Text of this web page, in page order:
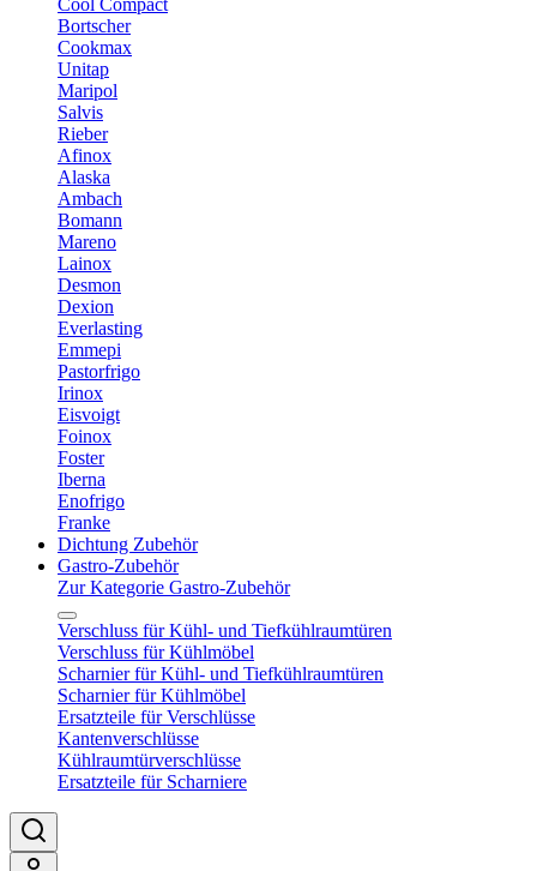
Cool Compact
Bortscher
Cookmax
Unitap
Maripol
Salvis
Rieber
Afinox
Alaska
Ambach
Bomann
Mareno
Lainox
Desmon
Dexion
Everlasting
Emmepi
Pastorfrigo
Irinox
Eisvoigt
Foinox
Foster
Iberna
Enofrigo
Franke
Dichtung Zubehör
Gastro-Zubehör
Zur Kategorie Gastro-Zubehör
Verschluss für Kühl- und Tiefkühlraumtüren
Verschluss für Kühlmöbel
Scharnier für Kühl- und Tiefkühlraumtüren
Scharnier für Kühlmöbel
Ersatzteile für Verschlüsse
Kantenverschlüsse
Kühlraumtürverschlüsse
Ersatzteile für Scharniere